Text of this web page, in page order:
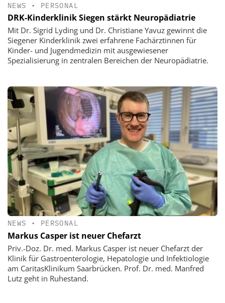
NEWS • PERSONAL
DRK-Kinderklinik Siegen stärkt Neuropädiatrie
Mit Dr. Sigrid Lyding und Dr. Christiane Yavuz gewinnt die
Siegener Kinderklinik zwei erfahrene Fachärztinnen für
Kinder- und Jugendmedizin mit ausgewiesener
Spezialisierung in zentralen Bereichen der Neuropädiatrie.
NEWS • PERSONAL
Markus Casper ist neuer Chefarzt
Priv.-Doz. Dr. med. Markus Casper ist neuer Chefarzt der
Klinik für Gastroenterologie, Hepatologie und Infektiologie
am CaritasKlinikum Saarbrücken. Prof. Dr. med. Manfred
Lutz geht in Ruhestand.